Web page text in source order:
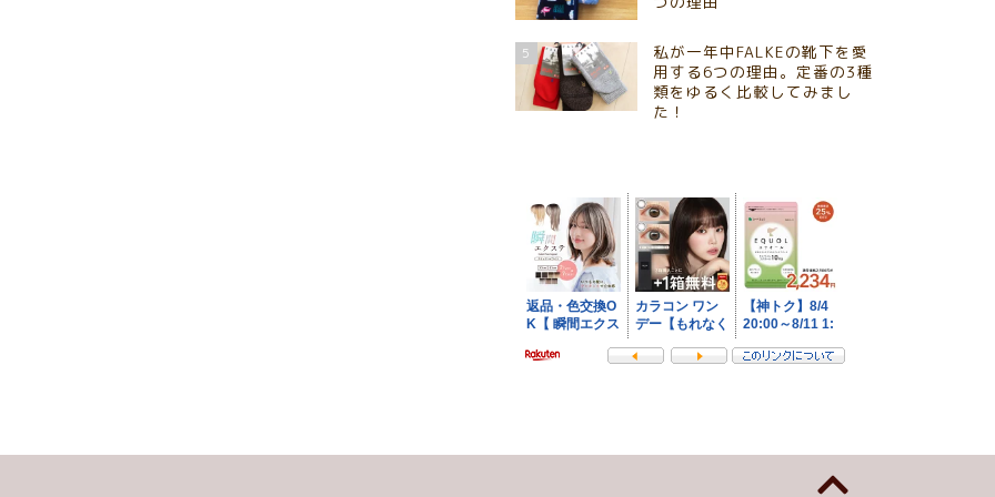
5
私が一年中FALKEの靴下を愛
用する6つの理由。定番の3種
類をゆるく比較してみまし
た！